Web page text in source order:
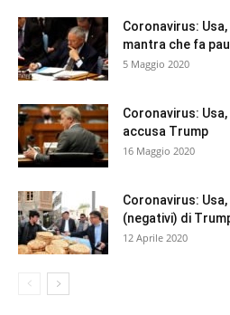
Coronavirus: Usa,
mantra che fa
5 Maggio 2020
Coronavirus:
accusa Trump
16 Maggio 2020
Coronavirus:
(negativi) di
12 Aprile 2020